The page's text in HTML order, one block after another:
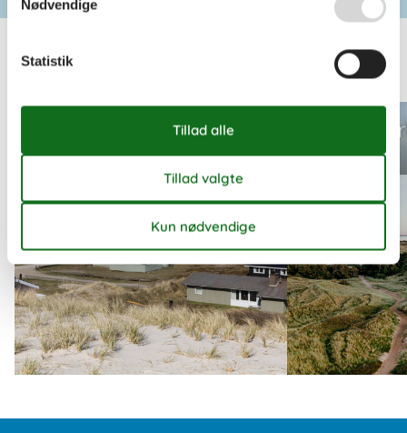
Inspiration til din næste ferie
sommerhuse i DK
Se
Sande
Nødvendige
Statistik